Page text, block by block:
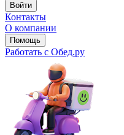
Войти
Контакты
О компании
Помощь
Работать с Обед.ру